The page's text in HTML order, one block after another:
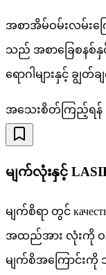
အစာအိမ်ဝမ်းလမ်းကြေ
သည် အစာခြေစနစ်
ရောဂါများနှင့် ချွတ်
အသေးစိတ်ကြည့်ရန်
မျက်လုံးနှင့်
မျက်စိရာ တွင်
အထည်အား လုံးကို ဝ
မျက်စိအကြောင်းကို သိ